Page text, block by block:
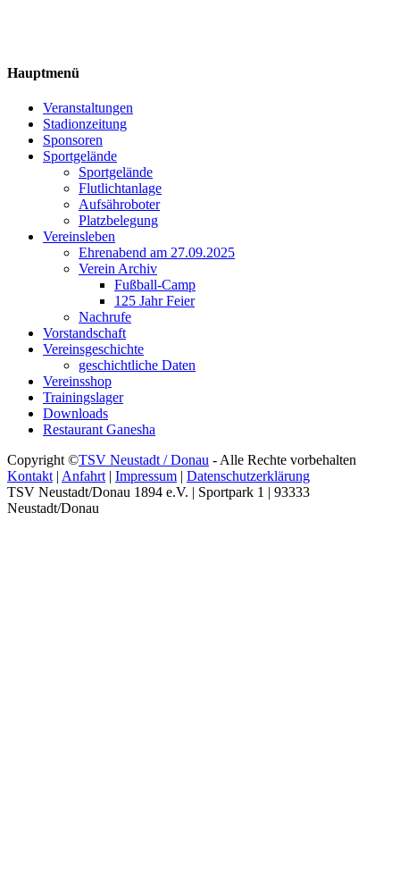
Hauptmenü
Veranstaltungen
Stadionzeitung
Sponsoren
Sportgelände
Sportgelände
Flutlichtanlage
Aufsähroboter
Platzbelegung
Vereinsleben
Ehrenabend am 27.09.2025
Verein Archiv
Fußball-Camp
125 Jahr Feier
Nachrufe
Vorstandschaft
Vereinsgeschichte
geschichtliche Daten
Vereinsshop
Trainingslager
Downloads
Restaurant Ganesha
Copyright ©TSV Neustadt / Donau - Alle Rechte vorbehalten
Kontakt | Anfahrt | Impressum | Datenschutzerklärung
TSV Neustadt/Donau 1894 e.V. | Sportpark 1 | 93333
Neustadt/Donau